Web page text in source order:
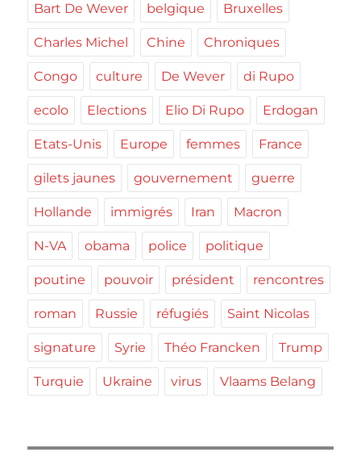
Bart De Wever belgique Bruxelles
Charles Michel Chine Chroniques
Congo culture De Wever di Rupo
ecolo Elections Elio Di Rupo Erdogan
Etats-Unis Europe femmes France
gilets jaunes gouvernement guerre
Hollande immigrés Iran Macron
N-VA obama police politique
poutine pouvoir président rencontres
roman Russie réfugiés Saint Nicolas
signature Syrie Théo Francken Trump
Turquie Ukraine virus Vlaams Belang